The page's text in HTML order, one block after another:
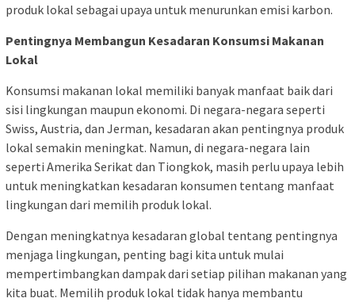
produk lokal sebagai upaya untuk menurunkan emisi karbon.
Pentingnya Membangun Kesadaran Konsumsi Makanan
Lokal
Konsumsi makanan lokal memiliki banyak manfaat baik dari
sisi lingkungan maupun ekonomi. Di negara-negara seperti
Swiss, Austria, dan Jerman, kesadaran akan pentingnya produk
lokal semakin meningkat. Namun, di negara-negara lain
seperti Amerika Serikat dan Tiongkok, masih perlu upaya lebih
untuk meningkatkan kesadaran konsumen tentang manfaat
lingkungan dari memilih produk lokal.
Dengan meningkatnya kesadaran global tentang pentingnya
menjaga lingkungan, penting bagi kita untuk mulai
mempertimbangkan dampak dari setiap pilihan makanan yang
kita buat. Memilih produk lokal tidak hanya membantu